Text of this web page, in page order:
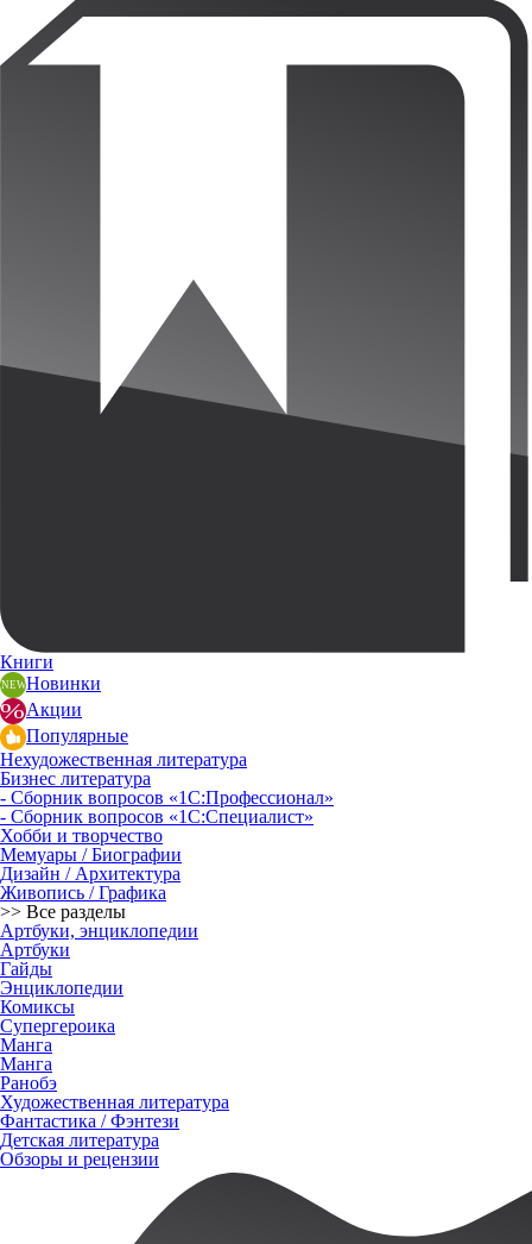
Книги
Новинки
Акции
Популярные
Нехудожественная литература
Бизнес литература
- Сборник вопросов «1С:Профессионал»
- Сборник вопросов «1С:Специалист»
Хобби и творчество
Мемуары / Биографии
Дизайн / Архитектура
Живопись / Графика
>> Все разделы
Артбуки, энциклопедии
Артбуки
Гайды
Энциклопедии
Комиксы
Супергероика
Манга
Манга
Ранобэ
Художественная литература
Фантастика / Фэнтези
Детская литература
Обзоры и рецензии